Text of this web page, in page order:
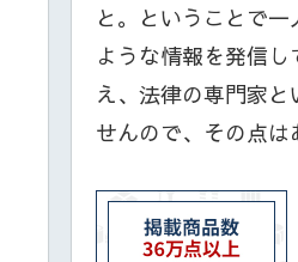
と。ということで
ような情報を発信
え、法律の専門家
せんので、その点は